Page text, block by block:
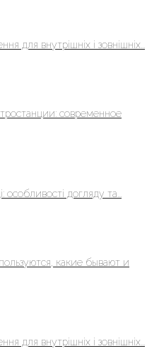
для внутрішніх і зовнішніх...
современное
догляду та...
какие бывают и
для внутрішніх і зовнішніх...